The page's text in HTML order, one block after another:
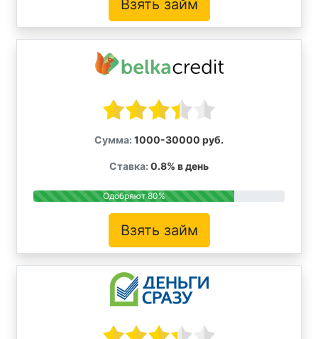
Взять займ
Сумма: 1000-30000 руб.
Ставка: 0.8% в день
Одобряют 80%
Взять займ